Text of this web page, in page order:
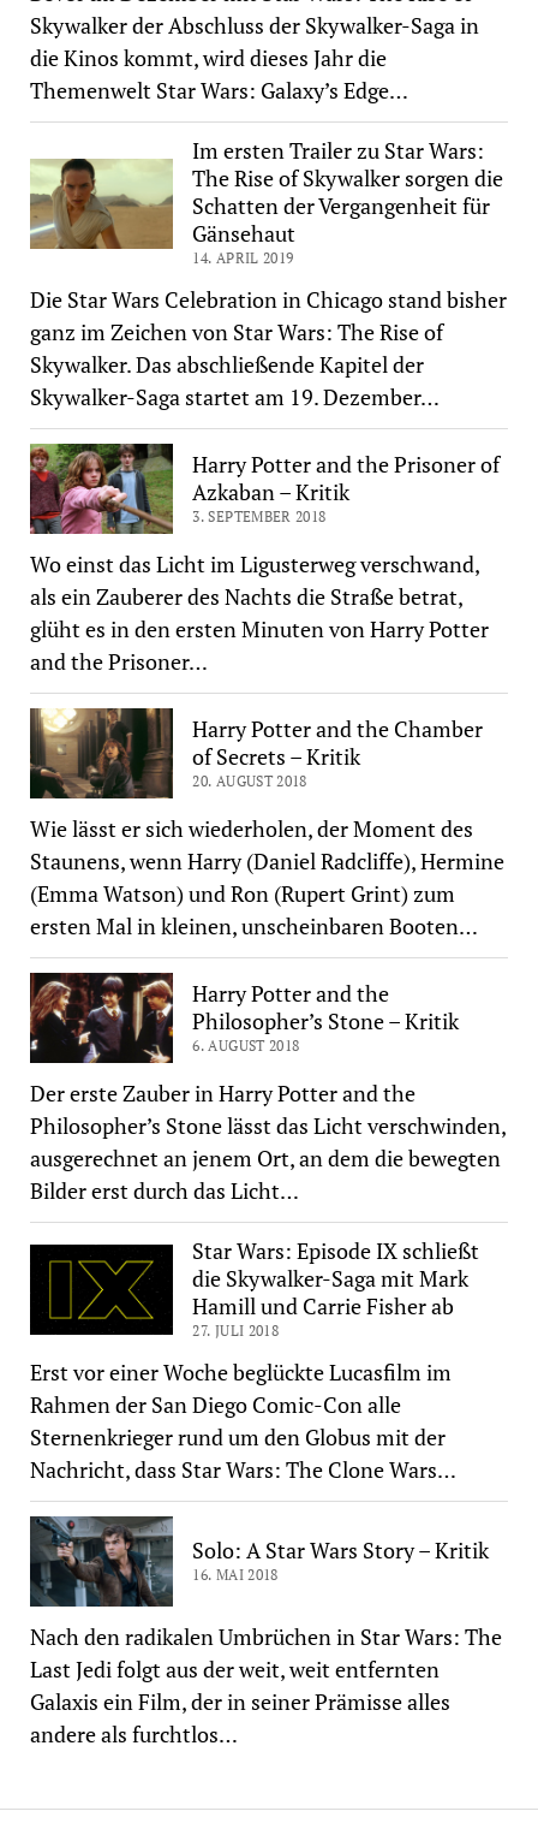
Skywalker der Abschluss der Skywalker-Saga in
die Kinos kommt, wird dieses Jahr die
Themenwelt Star Wars: Galaxy’s Edge…
Im ersten Trailer zu Star Wars:
The Rise of Skywalker sorgen die
Schatten der Vergangenheit für
Gänsehaut
14. APRIL 2019
Die Star Wars Celebration in Chicago stand bisher
ganz im Zeichen von Star Wars: The Rise of
Skywalker. Das abschließende Kapitel der
Skywalker-Saga startet am 19. Dezember…
Harry Potter and the Prisoner of
Azkaban – Kritik
3. SEPTEMBER 2018
Wo einst das Licht im Ligusterweg verschwand,
als ein Zauberer des Nachts die Straße betrat,
glüht es in den ersten Minuten von Harry Potter
and the Prisoner…
Harry Potter and the Chamber
of Secrets – Kritik
20. AUGUST 2018
Wie lässt er sich wiederholen, der Moment des
Staunens, wenn Harry (Daniel Radcliffe), Hermine
(Emma Watson) und Ron (Rupert Grint) zum
ersten Mal in kleinen, unscheinbaren Booten…
Harry Potter and the
Philosopher’s Stone – Kritik
6. AUGUST 2018
Der erste Zauber in Harry Potter and the
Philosopher’s Stone lässt das Licht verschwinden,
ausgerechnet an jenem Ort, an dem die bewegten
Bilder erst durch das Licht…
Star Wars: Episode IX schließt
die Skywalker-Saga mit Mark
Hamill und Carrie Fisher ab
27. JULI 2018
Erst vor einer Woche beglückte Lucasfilm im
Rahmen der San Diego Comic-Con alle
Sternenkrieger rund um den Globus mit der
Nachricht, dass Star Wars: The Clone Wars…
Solo: A Star Wars Story – Kritik
16. MAI 2018
Nach den radikalen Umbrüchen in Star Wars: The
Last Jedi folgt aus der weit, weit entfernten
Galaxis ein Film, der in seiner Prämisse alles
andere als furchtlos…